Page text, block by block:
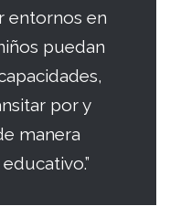
entornos en
puedan
por y
manera